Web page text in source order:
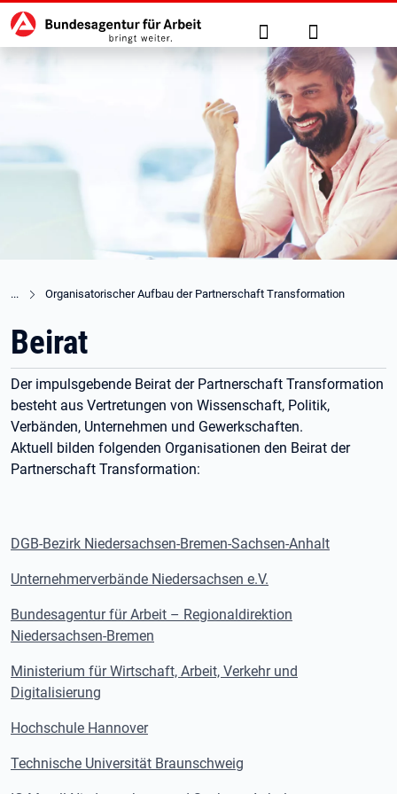
zu den Hauptinhalten springen
Hauptnavigation Suche Anmelden
Organisatorischer Aufbau der Partnerschaft Transformation
Beirat
Der impulsgebende Beirat der Partnerschaft Transformation
besteht aus Vertretungen von Wissenschaft, Politik,
Verbänden, Unternehmen und Gewerkschaften.
Aktuell bilden folgenden Organisationen den Beirat der
Partnerschaft Transformation:
DGB-Bezirk Niedersachsen-Bremen-Sachsen-Anhalt
Unternehmerverbände Niedersachsen e.V.
Bundesagentur für Arbeit – Regionaldirektion
Niedersachsen-Bremen
Ministerium für Wirtschaft, Arbeit, Verkehr und
Digitalisierung
Hochschule Hannover
Technische Universität Braunschweig